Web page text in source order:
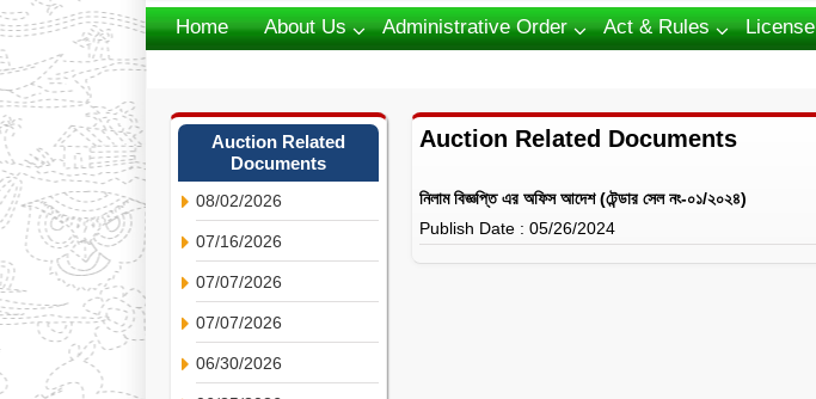
Home About Us Administrative Order Act & Rules License
Auction Related
Documents
08/02/2026
07/16/2026
07/07/2026
07/07/2026
06/30/2026
Auction Related Documents
নিলাম বিজ্ঞপ্তি এর অফিস আদেশ (টেন্ডার সেল নং-০১/২০২৪)
Publish Date : 05/26/2024